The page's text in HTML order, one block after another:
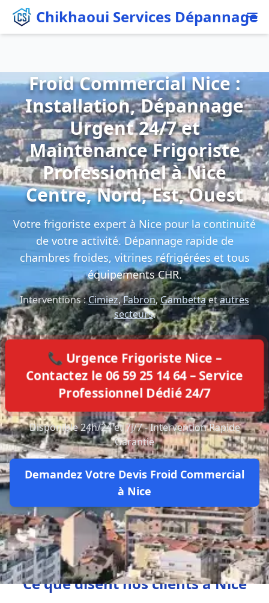
Chikhaoui Services Dépannage
Froid Commercial Nice :
Installation, Dépannage
Urgent 24/7 et
Maintenance Frigoriste
Professionnel à Nice
Centre, Nord, Est, Ouest
Votre frigoriste expert à Nice pour la continuité
de votre activité. Dépannage rapide de
chambres froides, vitrines réfrigérées et tous
équipements CHR.
Interventions :Cimiez,Fabron,Gambettaetautres
secteurs.
📞 Urgence Frigoriste Nice –
Contactez le 06 59 25 14 64 – Service
Professionnel Dédié 24/7
Disponible 24h/24 et 7j/7 - Intervention Rapide
Garantie
Demandez Votre Devis Froid Commercial
à Nice
Ce que disent nos clients à Nice